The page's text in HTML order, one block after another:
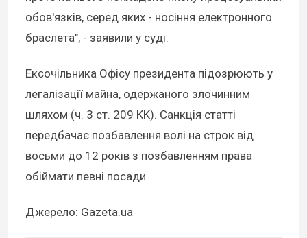
обов'язків, серед яких - носіння електронного
браслета", - заявили у суді.
Ексочільника Офісу президента підозрюють у
легалізації майна, одержаного злочинним
шляхом (ч. 3 ст. 209 КК). Санкція статті
передбачає позбавлення волі на строк від
восьми до 12 років з позбавленням права
обіймати певні посади
Джерело: Gazeta.ua